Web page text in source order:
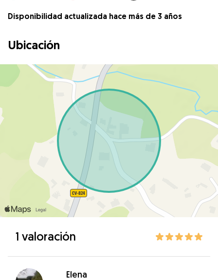
Disponibilidad actualizada hace más de 3 años
Ubicación
1 valoración
Elena